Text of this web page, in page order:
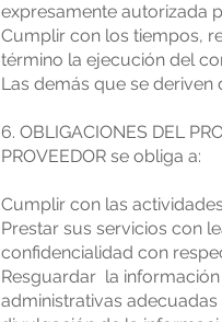
expresamente autorizada
Cumplir con los tiempos,
término la ejecución del
Las demás que se deriven
6. OBLIGACIONES DEL
PROVEEDOR se obliga a:
Cumplir con las
Prestar sus servicios con
confidencialidad con
Resguardar la información
administrativas